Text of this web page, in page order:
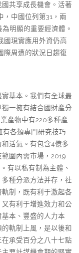
共享成長機會。活著
，中國位列第31，兩
明顯的重要經濟體。
國現實應用外資仍高
際周遭的狀況日趨復
基本。我們有全球最
一擁有結合國財產分
產物中有220多種產
有各類專門研究技巧
活氣。有包含4億多
圍內需市場，2019
有以私有制為主體、
種分派方法并存，社
制，既有利于激起各
有利于增進效力和公
本、豐盛的人力本
軌制上風，是以後和
承受百分之八十七點